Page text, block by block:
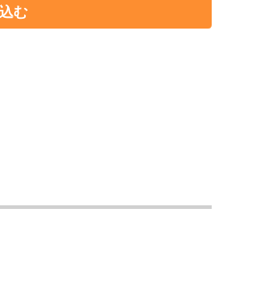
む